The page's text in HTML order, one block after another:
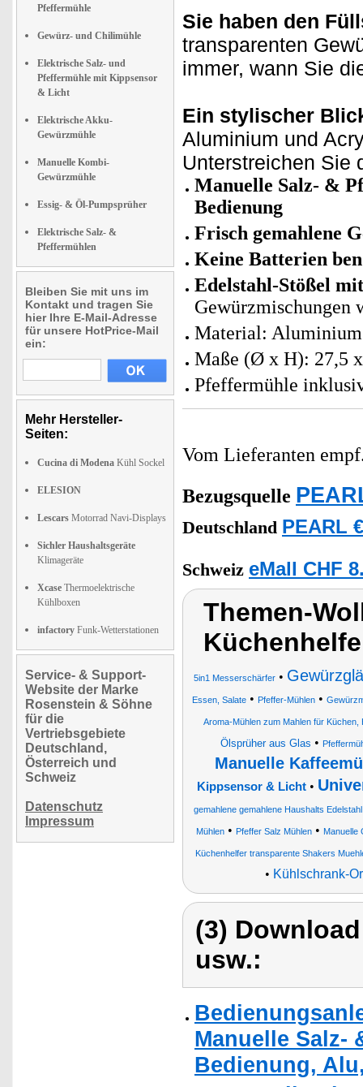
Pfeffermühle
Gewürz- und Chilimühle
Elektrische Salz- und
Pfeffermühle mit Kippsensor
& Licht
Elektrische Akku-
Gewürzmühle
Manuelle Kombi-
Gewürzmühle
Essig- & Öl-Pumpsprüher
Elektrische Salz- &
Pfeffermühlen
Bleiben Sie mit uns im
Kontakt und tragen Sie
hier Ihre E-Mail-Adresse
für unsere HotPrice-Mail
ein:
Mehr Hersteller-
Seiten:
Cucina di Modena Kühl Sockel
ELESION
Lescars Motorrad Navi-Displays
Sichler Haushaltsgeräte
Klimageräte
Xcase Thermoelektrische
Kühlboxen
infactory Funk-Wetterstationen
Service- & Support-
Website der Marke
Rosenstein & Söhne
für die
Vertriebsgebiete
Deutschland,
Österreich und
Schweiz
Datenschutz
Impressum
Sie haben den
transparenten
immer, wann Sie
Ein stylischer
Aluminium und
Unterstreichen Sie
Manuelle Salz- &
Bedienung
Frisch gemahlene
Keine Batterien
Edelstahl-Stößel
Gewürzmischungen
Material:
Maße (Ø x H): 27,5
Pfeffermühle
Vom Lieferanten
Bezugsquelle
Deutschland PEARL
Schweiz eMall CHF
Themen-
5in1 Messerschärfer •
Essen, Salate • Pfeffer-Mühlen •
Aroma-Mühlen zum Mahlen für
Ölsprüher aus Glas •
Manuelle
Kippsensor & Licht •
gemahlene gemahlene Haushalts
Mühlen• Pfeffer Salz Mühlen• Manuelle
Küchenhelfer transparente Shakers
• Kühlschrank-
(3)
usw.:
Manuelle Salz-
Bedienung,